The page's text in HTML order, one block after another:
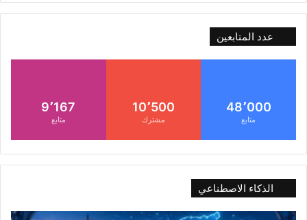
عدد المتابعين
48٬000
متابع
10٬500
مشترك
9٬167
متابع
الذكاء الاصطناعي